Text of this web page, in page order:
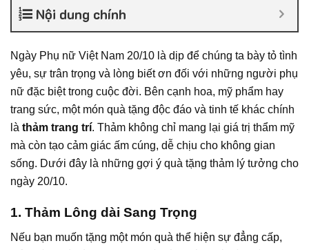
Nội dung chính
Ngày Phụ nữ Việt Nam 20/10 là dịp để chúng ta bày tỏ tình
yêu, sự trân trọng và lòng biết ơn đối với những người phụ
nữ đặc biệt trong cuộc đời. Bên cạnh hoa, mỹ phẩm hay
trang sức, một món quà tặng độc đáo và tinh tế khác chính
là thảm trang trí. Thảm không chỉ mang lại giá trị thẩm mỹ
mà còn tạo cảm giác ấm cúng, dễ chịu cho không gian
sống. Dưới đây là những gợi ý quà tặng thảm lý tưởng cho
ngày 20/10.
1. Thảm Lông dài Sang Trọng
Nếu bạn muốn tặng một món quà thể hiện sự đẳng cấp,